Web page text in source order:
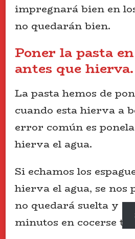
impregnará bien en
no quedarán bien.
Poner la pasta
antes que hierva.
La pasta hemos de
cuando esta hierva a
error común es
hierva el agua.
Si echamos los
hierva el agua, se nos
no quedará suelta y
minutos en cocerse